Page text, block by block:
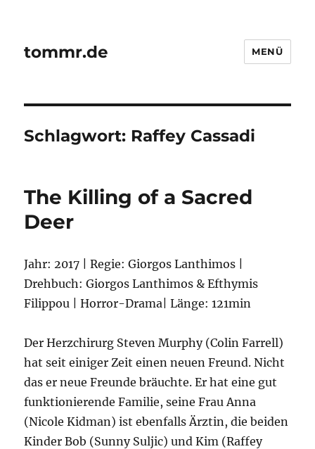
tommr.de MENÜ
Schlagwort: Raffey Cassadi
The Killing of a Sacred
Deer
Jahr: 2017 | Regie: Giorgos Lanthimos |
Drehbuch: Giorgos Lanthimos & Efthymis
Filippou | Horror-Drama| Länge: 121min
Der Herzchirurg Steven Murphy (Colin Farrell)
hat seit einiger Zeit einen neuen Freund. Nicht
das er neue Freunde bräuchte. Er hat eine gut
funktionierende Familie, seine Frau Anna
(Nicole Kidman) ist ebenfalls Ärztin, die beiden
Kinder Bob (Sunny Suljic) und Kim (Raffey